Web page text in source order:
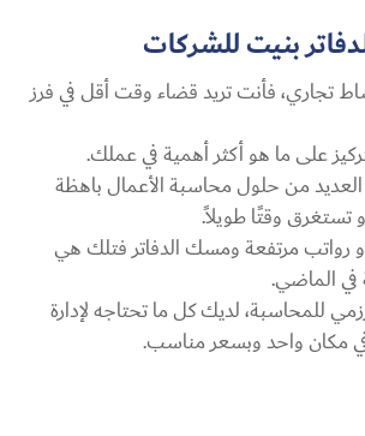
بنيت للشركات
تجاري، فأنت تريد قضاء وقت أقل في فرز
على ما هو أكثر أهمية في عملك.
من حلول محاسبة الأعمال باهظة
تستغرق وقتًا طويلاً.
مرتفعة ومسك الدفاتر فتلك هي
في الماضي.
للمحاسبة، لديك كل ما تحتاجه لإدارة
مكان واحد وبسعر مناسب.